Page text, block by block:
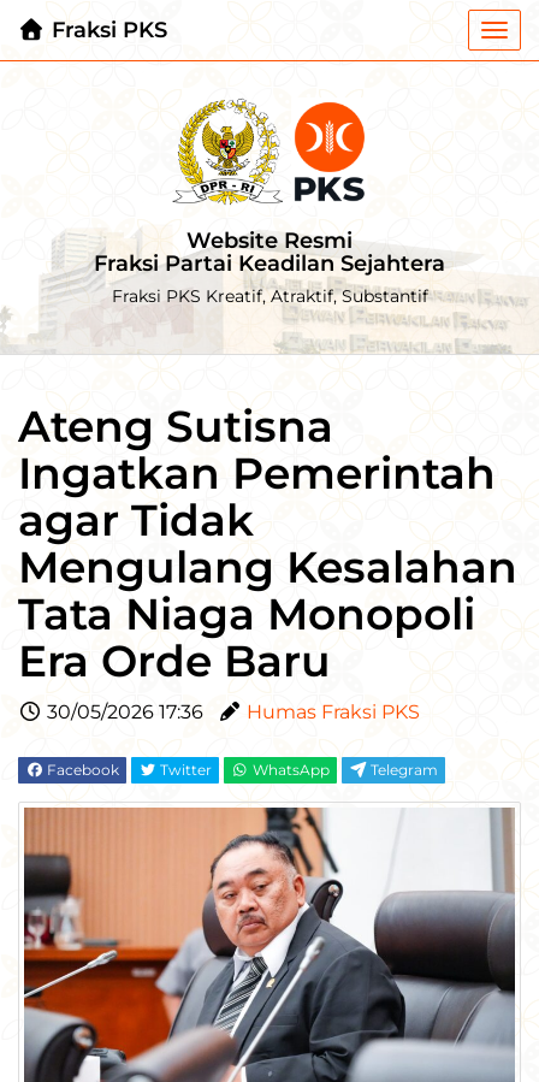
Fraksi PKS
Website Resmi
Fraksi Partai Keadilan Sejahtera
Fraksi PKS Kreatif, Atraktif, Substantif
Ateng Sutisna
Ingatkan Pemerintah
agar Tidak
Mengulang Kesalahan
Tata Niaga Monopoli
Era Orde Baru
30/05/2026 17:36 Humas Fraksi PKS
Facebook Twitter WhatsApp Telegram